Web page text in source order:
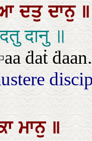
ਦਤੁਦਾਨੁ॥
दानु ॥
ḋaṫ ḋaan.
ਮਾਨੁ॥